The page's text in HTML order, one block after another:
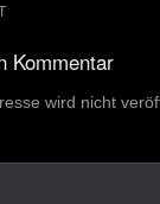
Kommentar
wird nicht